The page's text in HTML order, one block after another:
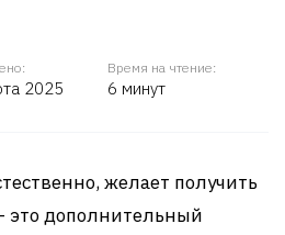
2025
Время на чтение:
6 минут
желает получить
это дополнительный